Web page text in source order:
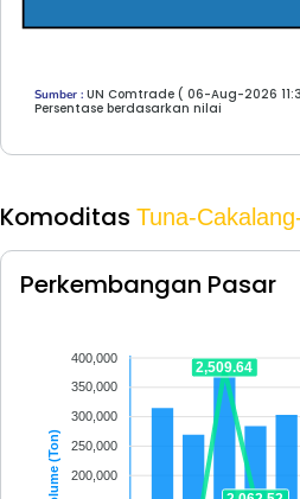
Sumber : UN Comtrade ( 06-Aug-2026
Persentase berdasarkan nilai
Komoditas Tuna-
Perkembangan Pasar
400,000
350,000
300,000
250,000
200,000
Volume (Ton)
2,509.64